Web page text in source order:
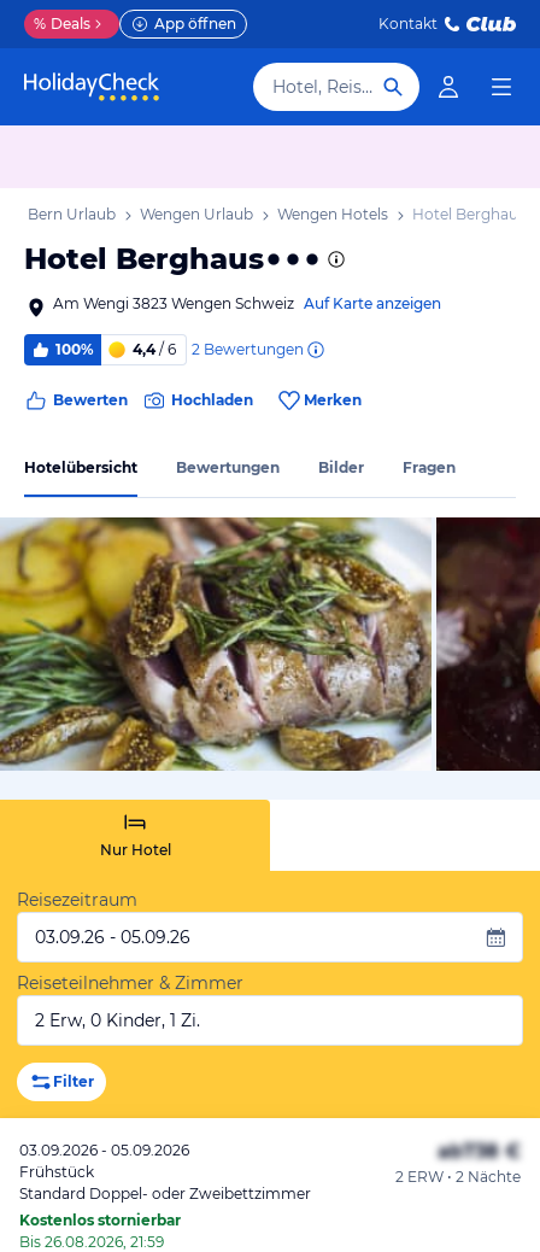
% Deals App öffnen Kontakt
Hotel, Reiseziel
Bern Urlaub Wengen Urlaub Wengen Hotels Hotel Berghaus
Hotel Berghaus
Am Wengi 3823 Wengen Schweiz Auf Karte anzeigen
100% 4,4/ 6 2 Bewertungen
Bewerten Hochladen Merken
Hotelübersicht Bewertungen Bilder Fragen
vom
Nur Hotel
Reisezeitraum
03.09.26 - 05.09.26
Reiseteilnehmer & Zimmer
2 Erw, 0 Kinder, 1 Zi.
Filter
03.09.2026 - 05.09.2026
Frühstück
Standard Doppel- oder Zweibettzimmer
Kostenlos stornierbar
Bis 26.08.2026, 21:59
ab738 €
2 ERW • 2 Nächte